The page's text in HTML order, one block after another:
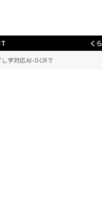
く
字対応AI-OCRで